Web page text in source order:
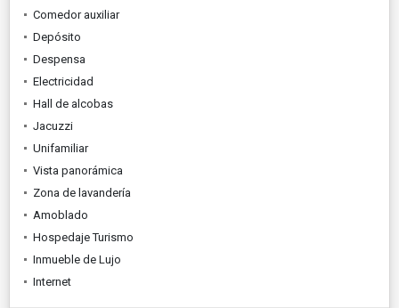
Comedor auxiliar
Depósito
Despensa
Electricidad
Hall de alcobas
Jacuzzi
Unifamiliar
Vista panorámica
Zona de lavandería
Amoblado
Hospedaje Turismo
Inmueble de Lujo
Internet